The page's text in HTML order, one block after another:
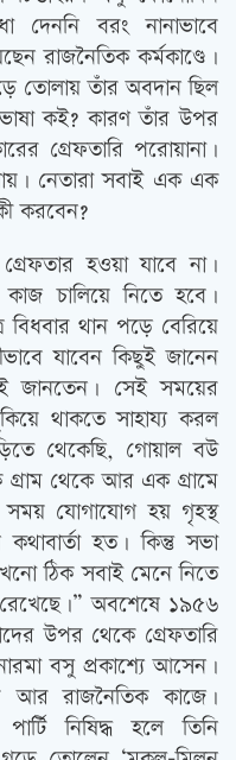
দেননি বরং নানাভাবে
রাজনৈতিক কর্মকাণ্ডে।
তোলায় তাঁর অবদান ছিল
কই? কারণ তাঁর উপর
গ্রেফতারি পরোয়ানা।
নেতারা সবাই এক এক
করবেন?
হওয়া যাবে না।
চালিয়ে নিতে হবে।
বিধবার থান পড়ে বেরিয়ে
যাবেন কিছুই জানেন
জানতেন। সেই সময়ের
থাকতে সাহায্য করল
থেকেছি, গোয়াল বউ
থেকে আর এক গ্রামে
সময় যোগাযোগ হয় গৃহস্থ
হত। কিন্তু সভা
ঠিক সবাই মেনে নিতে
অবশেষে ১৯৫৬
উপর থেকে গ্রেফতারি
বসু প্রকাশ্যে আসেন।
আর রাজনৈতিক কাজে।
নিষিদ্ধ হলে তিনি